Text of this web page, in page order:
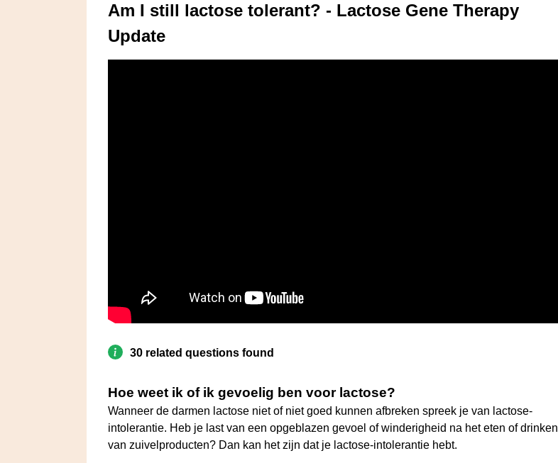
Am I still lactose tolerant? - Lactose Gene Therapy
Update
30 related questions found
Hoe weet ik of ik gevoelig ben voor lactose?
Wanneer de darmen lactose niet of niet goed kunnen afbreken spreek je van lactose-
intolerantie. Heb je last van een opgeblazen gevoel of winderigheid na het eten of drinken
van zuivelproducten? Dan kan het zijn dat je lactose-intolerantie hebt.